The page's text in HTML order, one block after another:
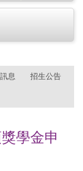
息 招生公告
學金申